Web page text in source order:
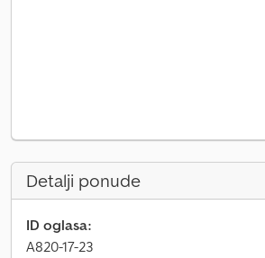
Detalji ponude
ID oglasa:
A820-17-23